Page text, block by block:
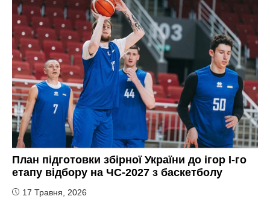
План підготовки збірної України до ігор I-го
етапу відбору на ЧС-2027 з баскетболу
17 Травня, 2026